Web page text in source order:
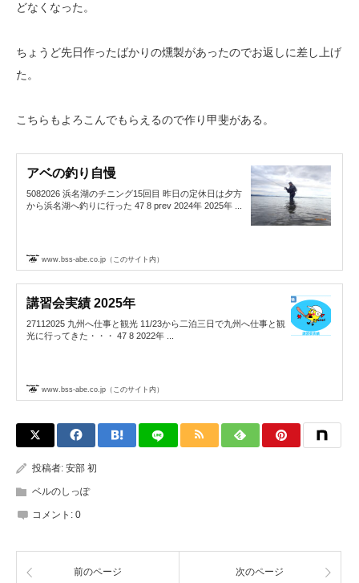
どなくなった。
ちょうど先日作ったばかりの燻製があったのでお返しに差し上げ
た。
こちらもよろこんでもらえるので作り甲斐がある。
アベの釣り自慢
5082026 浜名湖のチニング15回目 昨日の定休日は夕方
から浜名湖へ釣りに行った 47 8 prev 2024年 2025年 ...
www.bss-abe.co.jp（このサイト内）
講習会実績 2025年
27112025 九州へ仕事と観光 11/23から二泊三日で九州へ仕事と観
光に行ってきた・・・ 47 8 2022年 ...
www.bss-abe.co.jp（このサイト内）
投稿者: 安部 初
ベルのしっぽ
コメント: 0
前のページ 次のページ